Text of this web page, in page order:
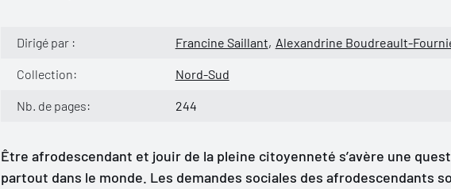
Dirigé par : Francine Saillant Alexandrine Boudreault-
Collection: Nord-Sud
Nb. de pages: 244
Être afrodescendant et jouir de la pleine citoyenneté s’avère une
partout dans le monde. Les demandes sociales des afrodescendants